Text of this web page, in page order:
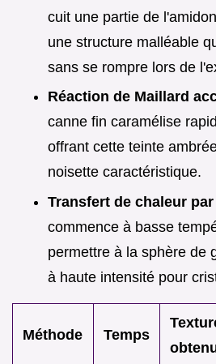
cuit une partie de
une structure malléable
sans se rompre lors de
Réaction de Maillard
canne fin caramélise
offrant cette teinte
noisette caractéristique.
Transfert de chaleur
commence à basse
permettre à la sphère de
à haute intensité pour
Méthode Temps